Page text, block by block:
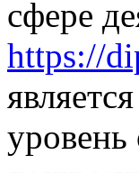
сфере
https://